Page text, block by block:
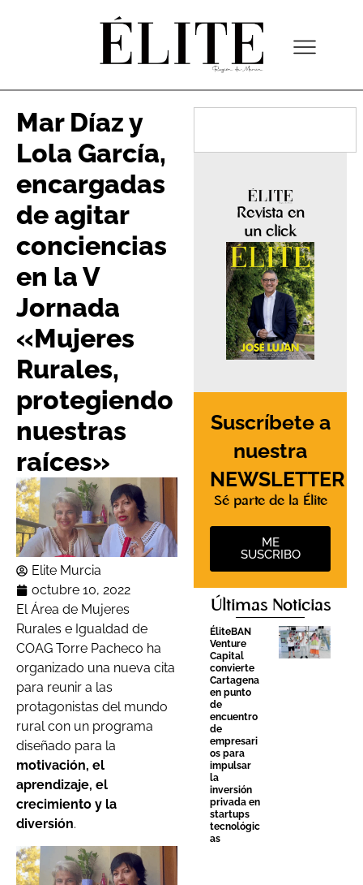
Mar Díaz y
Lola García,
encargadas
de agitar
conciencias
en la V
Jornada
«Mujeres
Rurales,
protegiendo
nuestras
raíces»
Elite Murcia
octubre 10, 2022
El Área de Mujeres
Rurales e Igualdad de
COAG Torre Pacheco ha
organizado una nueva cita
para reunir a las
protagonistas del mundo
rural con un programa
diseñado para la
motivación, el
aprendizaje, el
crecimiento y la
diversión.
Revista en
un click
Suscríbete a
nuestra
NEWSLETTER
Sé parte de la Élite
ME
SUSCRIBO
Últimas Noticias
ÉliteBAN
Venture
Capital
convierte
Cartagena
en punto
de
encuentro
de
empresari
os para
impulsar
la
inversión
privada en
startups
tecnológic
as